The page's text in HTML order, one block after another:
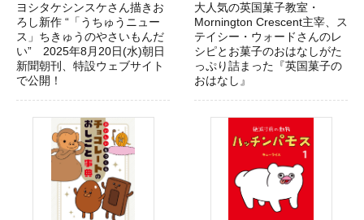
ヨシタケシンスケさん描きお
ろし新作 “「うちゅうニュー
ス」ちきゅうのやさいもんだ
い” 2025年8月20日(水)朝日
新聞朝刊、特設ウェブサイト
で公開！
大人気の英国菓子教室・
Mornington Crescent主宰、ス
テイシー・ウォードさんのレ
シピとお菓子のおはなしがた
っぷり詰まった『英国菓子の
おはなし』